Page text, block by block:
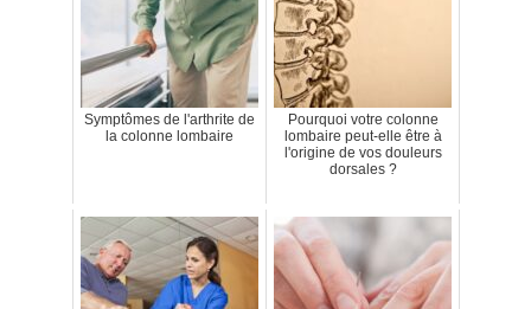
Symptômes de l'arthrite de
la colonne lombaire
Pourquoi votre colonne
lombaire peut-elle être à
l'origine de vos douleurs
dorsales ?